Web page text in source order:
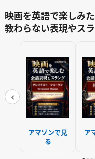
映画を英語で楽しみ
教わらない表現やス
‹
アマゾンで見
る
ア